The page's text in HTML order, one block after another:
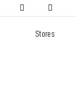
Stores